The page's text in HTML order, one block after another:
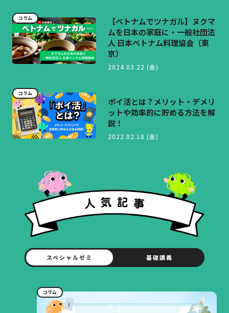
コラム
【ベトナムでツナガル】ヌクマ
ムを日本の家庭に・一般社団法
人 日本ベトナム料理協会（東
京）
2024.03.22 (金)
コラム
ポイ活とは？メリット・デメリ
ットや効率的に貯める方法を解
説！
2022.02.18 (金)
スペシャルゼミ 基礎講義
コラム